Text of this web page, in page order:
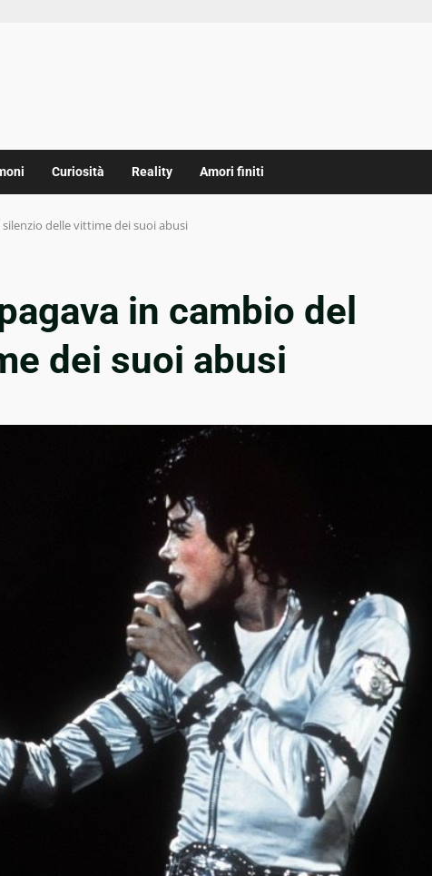
Curiosità Reality Amori finiti
delle vittime dei suoi abusi
in cambio del
dei suoi abusi